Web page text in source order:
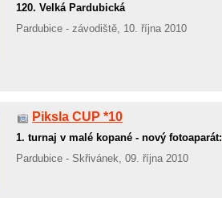
120. Velká Pardubická
Pardubice - závodiště, 10. října 2010
Piksla CUP *10
1. turnaj v malé kopané - nový fotoaparát:
Pardubice - Skřivánek, 09. října 2010